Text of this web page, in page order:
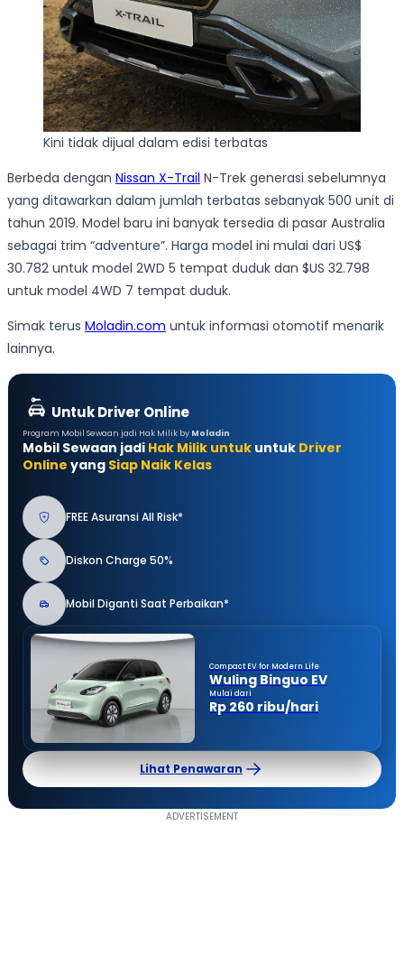
Kini tidak dijual dalam edisi terbatas
Berbeda dengan Nissan X-Trail N-Trek generasi sebelumnya
yang ditawarkan dalam jumlah terbatas sebanyak 500 unit di
tahun 2019. Model baru ini banyak tersedia di pasar Australia
sebagai trim “adventure”. Harga model ini mulai dari US$
30.782 untuk model 2WD 5 tempat duduk dan $US 32.798
untuk model 4WD 7 tempat duduk.
Simak terus Moladin.com untuk informasi otomotif menarik
lainnya.
Untuk Driver Online
Program Mobil Sewaan jadi Hak Milik by Moladin
Mobil Sewaan jadi Hak Milik untuk untuk Driver
Online yang Siap Naik Kelas
FREE Asuransi All Risk*
Diskon Charge 50%
Mobil Diganti Saat Perbaikan*
Compact EV for Modern Life
Wuling Binguo EV
Mulai dari
Rp 260 ribu/hari
Lihat Penawaran